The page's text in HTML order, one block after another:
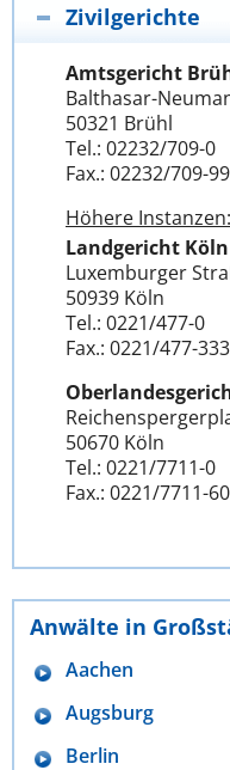
Zivilgerichte
Amtsgericht
Balthasar-
50321 Brühl
Tel.: 02232/709-0
Fax.: 02232/709-
Höhere Instanzen:
Landgericht Köln
Luxemburger
50939 Köln
Tel.: 0221/477-0
Fax.: 0221/477-
50670 Köln
Tel.: 0221/7711-0
Fax.: 0221/7711-
Anwälte in
Aachen
Augsburg
Berlin